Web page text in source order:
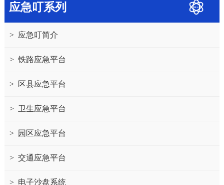
应急叮系列
> 应急叮简介
> 铁路应急平台
> 区县应急平台
> 卫生应急平台
> 园区应急平台
> 交通应急平台
> 电子沙盘系统